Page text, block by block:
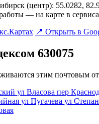
(центр): 55.0282,
— на карте в
📍 Открыть в
630075
этим почтовым
ул Власова пер
ул Пугачева ул